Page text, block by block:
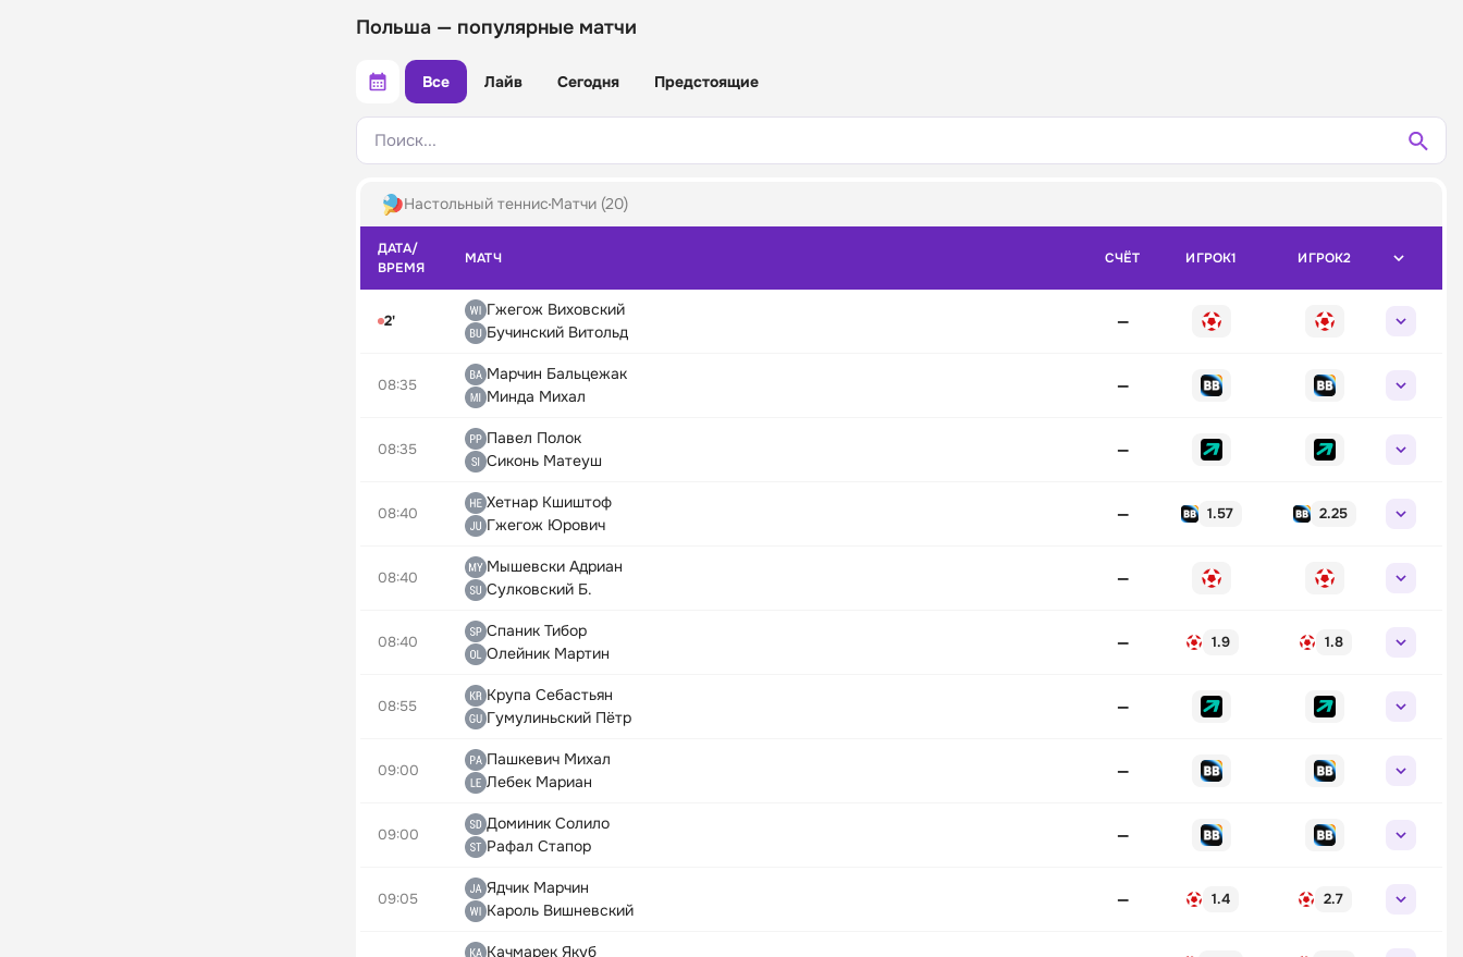
Польша — популярные матчи
Все Лайв Сегодня Предстоящие
Поиск...
Настольный теннис Матчи (20)
ДАТА/
ВРЕМЯ
МАТЧ СЧЁТ ИГРОК1 ИГРОК2
2'
Гжегож Виховский
Бучинский Витольд
—
08:35
Марчин Бальцежак
Минда Михал
—
08:35
Павел Полок
Сиконь Матеуш
—
08:40
Хетнар Кшиштоф
Гжегож Юрович
— 1.57 2.25
08:40
Мышевски Адриан
Сулковский Б.
—
08:40
Спаник Тибор
Олейник Мартин
— 1.9 1.8
08:55
Крупа Себастьян
Гумулиньский Пётр
—
09:00
Пашкевич Михал
Лебек Мариан
—
09:00
Доминик Солило
Рафал Стапор
—
09:05
Ядчик Марчин
Кароль Вишневский
— 1.4 2.7
Качмарек Якуб